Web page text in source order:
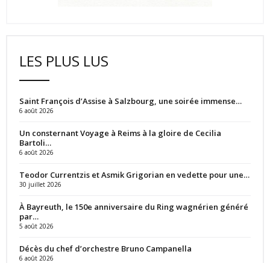
LES PLUS LUS
Saint François d’Assise à Salzbourg, une soirée immense…
6 août 2026
Un consternant Voyage à Reims à la gloire de Cecilia
Bartoli…
6 août 2026
Teodor Currentzis et Asmik Grigorian en vedette pour une…
30 juillet 2026
À Bayreuth, le 150e anniversaire du Ring wagnérien généré
par…
5 août 2026
Décès du chef d’orchestre Bruno Campanella
6 août 2026